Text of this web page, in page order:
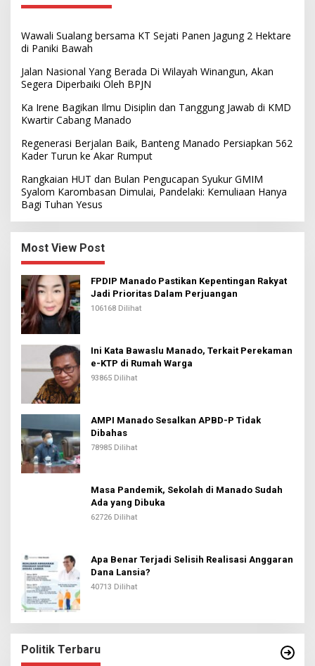
Wawali Sualang bersama KT Sejati Panen Jagung 2 Hektare
di Paniki Bawah
Jalan Nasional Yang Berada Di Wilayah Winangun, Akan
Segera Diperbaiki Oleh BPJN
Ka Irene Bagikan Ilmu Disiplin dan Tanggung Jawab di KMD
Kwartir Cabang Manado
Regenerasi Berjalan Baik, Banteng Manado Persiapkan 562
Kader Turun ke Akar Rumput
Rangkaian HUT dan Bulan Pengucapan Syukur GMIM
Syalom Karombasan Dimulai, Pandelaki: Kemuliaan Hanya
Bagi Tuhan Yesus
Most View Post
FPDIP Manado Pastikan Kepentingan Rakyat
Jadi Prioritas Dalam Perjuangan
106168 Dilihat
Ini Kata Bawaslu Manado, Terkait Perekaman
e-KTP di Rumah Warga
93865 Dilihat
AMPI Manado Sesalkan APBD-P Tidak
Dibahas
78985 Dilihat
Masa Pandemik, Sekolah di Manado Sudah
Ada yang Dibuka
62726 Dilihat
Apa Benar Terjadi Selisih Realisasi Anggaran
Dana Lansia?
40713 Dilihat
Politik Terbaru